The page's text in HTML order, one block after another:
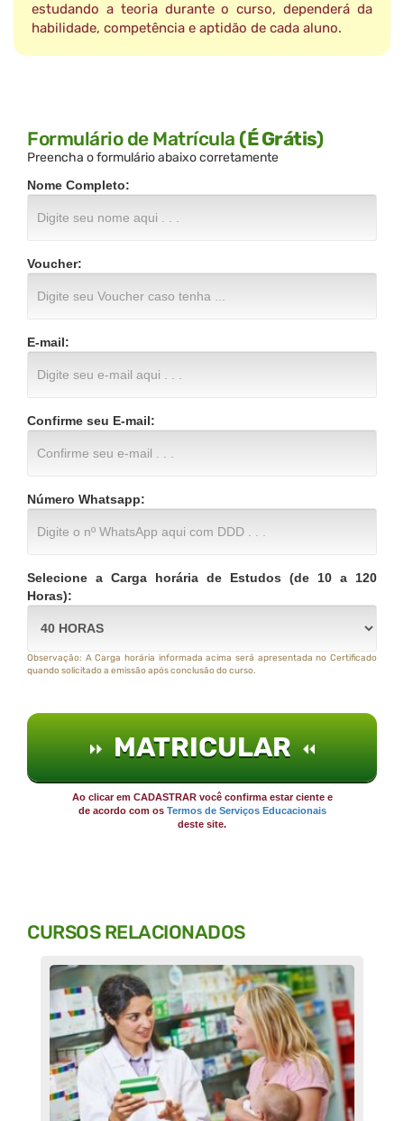
estudando a teoria durante o curso, dependerá da
habilidade, competência e aptidão de cada aluno.
Formulário de Matrícula (É Grátis)
Preencha o formulário abaixo corretamente
Nome Completo:
Voucher:
E-mail:
Confirme seu E-mail:
Número Whatsapp:
Selecione a Carga horária de Estudos (de 10 a 120
Horas):
Observação: A Carga horária informada acima será apresentada no Certificado
quando solicitado a emissão após conclusão do curso.
MATRICULAR
Ao clicar em CADASTRAR você confirma estar ciente e
de acordo com os Termos de Serviços Educacionais
deste site.
CURSOS RELACIONADOS